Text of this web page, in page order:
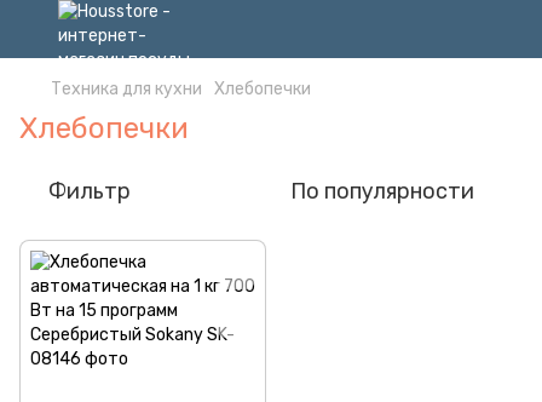
Техника для кухни Хлебопечки
Хлебопечки
Фильтр По популярности